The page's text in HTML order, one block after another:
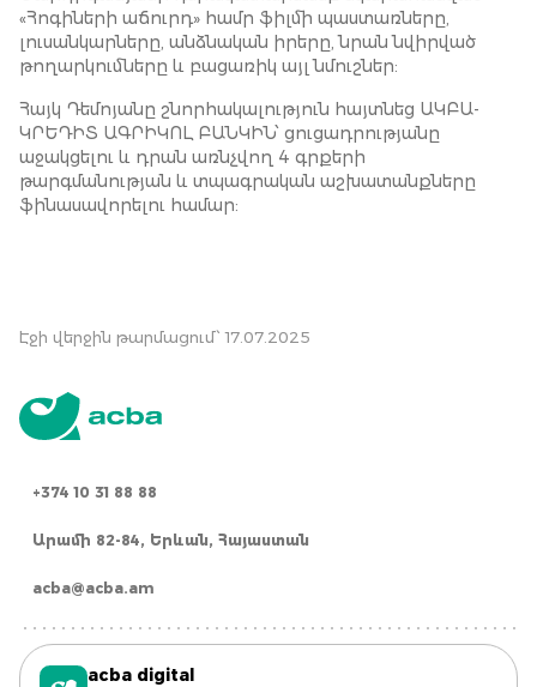
«Հոգիների աճուրդ» համր ֆիլմի պաստառները,
լուսանկարները, անձնական իրերը, նրան նվիրված
թողարկումները և բացառիկ այլ նմուշներ:
Հայկ Դեմոյանը շնորհակալություն հայտնեց ԱԿԲԱ-
ԿՐԵԴԻՏ ԱԳՐԻԿՈԼ ԲԱՆԿԻՆ՝ ցուցադրությանը
աջակցելու և դրան առնչվող 4 գրքերի
թարգմանության և տպագրական աշխատանքները
ֆինասավորելու համար:
Էջի վերջին թարմացում՝ 17.07.2025
+374 10 31 88 88
Արամի 82-84, Երևան, Հայաստան
acba@acba.am
acba digital